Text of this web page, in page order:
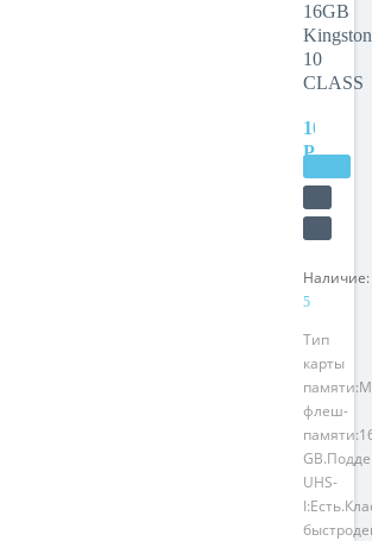
CLASS
16GB
Kingston
10
CLASS
1000
РУБ.
Наличие:
5
Тип
карты
флеш-
UHS-